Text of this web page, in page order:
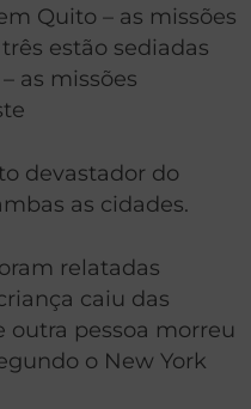
Quito – as missões
estão sediadas
as missões
devastador do
as cidades.
relatadas
caiu das
outra pessoa morreu
o New York